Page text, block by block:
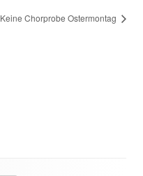
Keine Chorprobe Ostermontag